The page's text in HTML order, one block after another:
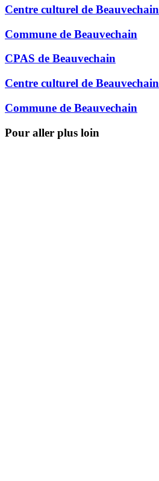
Centre culturel de Beauvechain
Commune de Beauvechain
CPAS de Beauvechain
Centre culturel de Beauvechain
Commune de Beauvechain
Pour aller plus loin